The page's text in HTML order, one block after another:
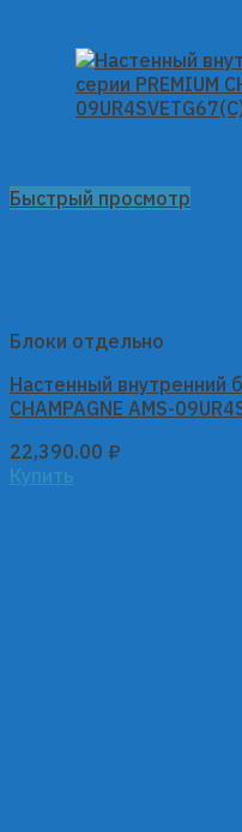
Быстрый просмотр
Блоки отдельно
Настенный внутренний
CHAMPAGNE AMS-
22,390.00 ₽
Купить